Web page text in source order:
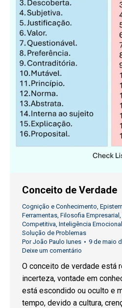
Conceito de Verdade
Cognição e Conhecimento
Ferramentas Filosofia Empresarial
Competitiva Inteligência Emocional
Solução de Problemas
PorJoão Paulo Iunes
9 de maio
Deixe um comentário
O conceito de verdade está
incerteza, vontade em
está escondido ou oculto e
tempo, devido a cultura,